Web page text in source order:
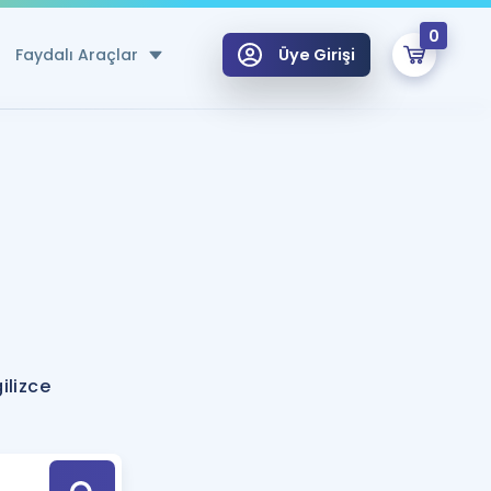
Faydalı Araçlar
Hesaplama Aracı
için Öneriler
Tek Takvimde
Üye Girişi
0